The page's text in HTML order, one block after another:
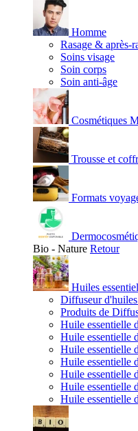
Homme
Rasage & après-
Soins visage
Soin corps
Soin anti-âge
Cosmétiques
Trousse et
Formats
Bio - Nature Retour
Huiles
Diffuseur d'huiles
Produits de
Huile essentielle
Huile essentielle
Huile essentielle
Huile essentielle
Huile essentielle
Huile essentielle
Huile essentielle